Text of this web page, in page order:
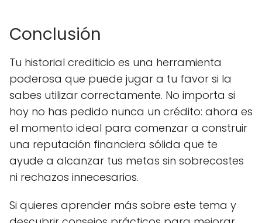
Conclusión
Tu historial crediticio es una herramienta
poderosa que puede jugar a tu favor si la
sabes utilizar correctamente. No importa si
hoy no has pedido nunca un crédito: ahora es
el momento ideal para comenzar a construir
una reputación financiera sólida que te
ayude a alcanzar tus metas sin sobrecostes
ni rechazos innecesarios.
Si quieres aprender más sobre este tema y